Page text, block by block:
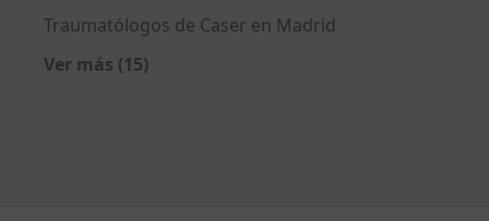
Traumatólogos de Caser en Madrid
Ver más (15)